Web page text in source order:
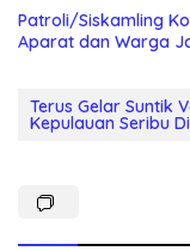
Patroli/Siskamling
Aparat dan Warga
Terus Gelar Suntik
Kepulauan Seribu